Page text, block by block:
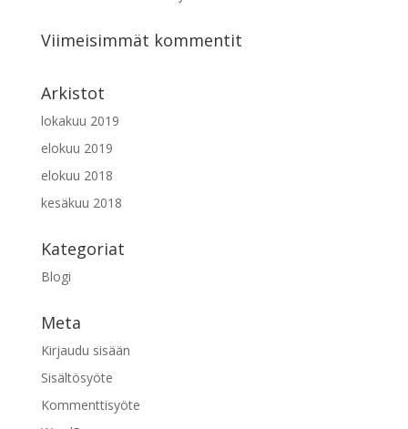
Viimeisimmät kommentit
Arkistot
lokakuu 2019
elokuu 2019
elokuu 2018
kesäkuu 2018
Kategoriat
Blogi
Meta
Kirjaudu sisään
Sisältösyöte
Kommenttisyöte